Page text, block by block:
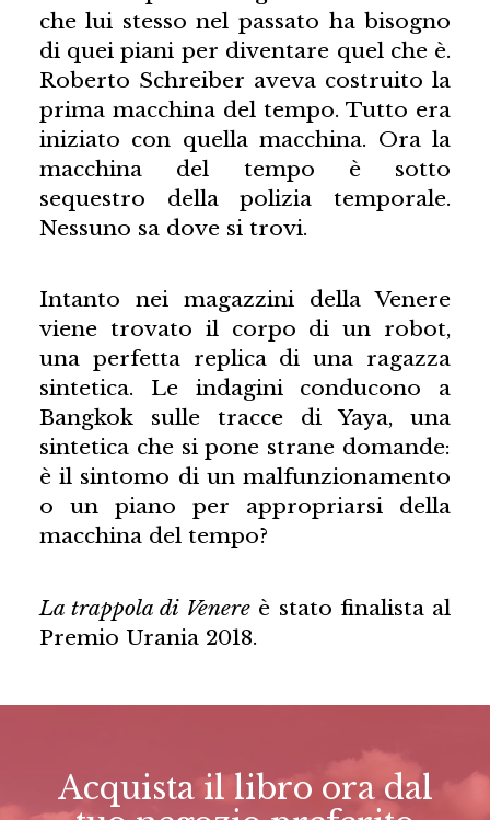
che lui stesso nel passato ha bisogno
di quei piani per diventare quel che è.
Roberto Schreiber aveva costruito la
prima macchina del tempo. Tutto era
iniziato con quella macchina. Ora la
macchina del tempo è sotto
sequestro della polizia temporale.
Nessuno sa dove si trovi.
Intanto nei magazzini della Venere
viene trovato il corpo di un robot,
una perfetta replica di una ragazza
sintetica. Le indagini conducono a
Bangkok sulle tracce di Yaya, una
sintetica che si pone strane domande:
è il sintomo di un malfunzionamento
o un piano per appropriarsi della
macchina del tempo?
La trappola di Venereè stato finalista al
Premio Urania 2018.
Acquista il libro ora dal